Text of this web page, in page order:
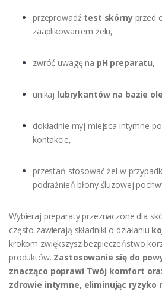
przeprowadź test skórnyprzed
zaaplikowaniem żelu,
zwróć uwagę na pH preparatu,
unikaj lubrykantów na bazie
dokładnie myj miejsca intymne
kontakcie,
przestań stosować żel w
podrażnień błony śluzowej
Wybieraj preparaty przeznaczone dla
często zawierają składniki o działaniu
krokom zwiększysz bezpieczeństwo
produktów. Zastosowanie się do
znacząco poprawi Twój komfort
zdrowie intymne, eliminując ryzyko